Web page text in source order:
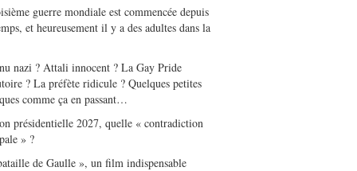
guerre mondiale est commencée depuis
et heureusement il y a des adultes dans la
nazi ? Attali innocent ? La Gay Pride
? La préfète ridicule ? Quelques petites
comme ça en passant…
présidentielle 2027, quelle « contradiction
» ?
de Gaulle », un film indispensable